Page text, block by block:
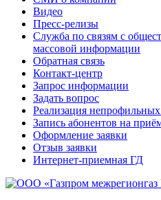
Видео
Пресс-релизы
Служба по связям с
массовой информации
Обратная связь
Контакт-центр
Запрос информации
Задать вопрос
Реализация
Запись абонентов на
Оформление заявки
Отзыв заявки
Интернет-приемная ГД